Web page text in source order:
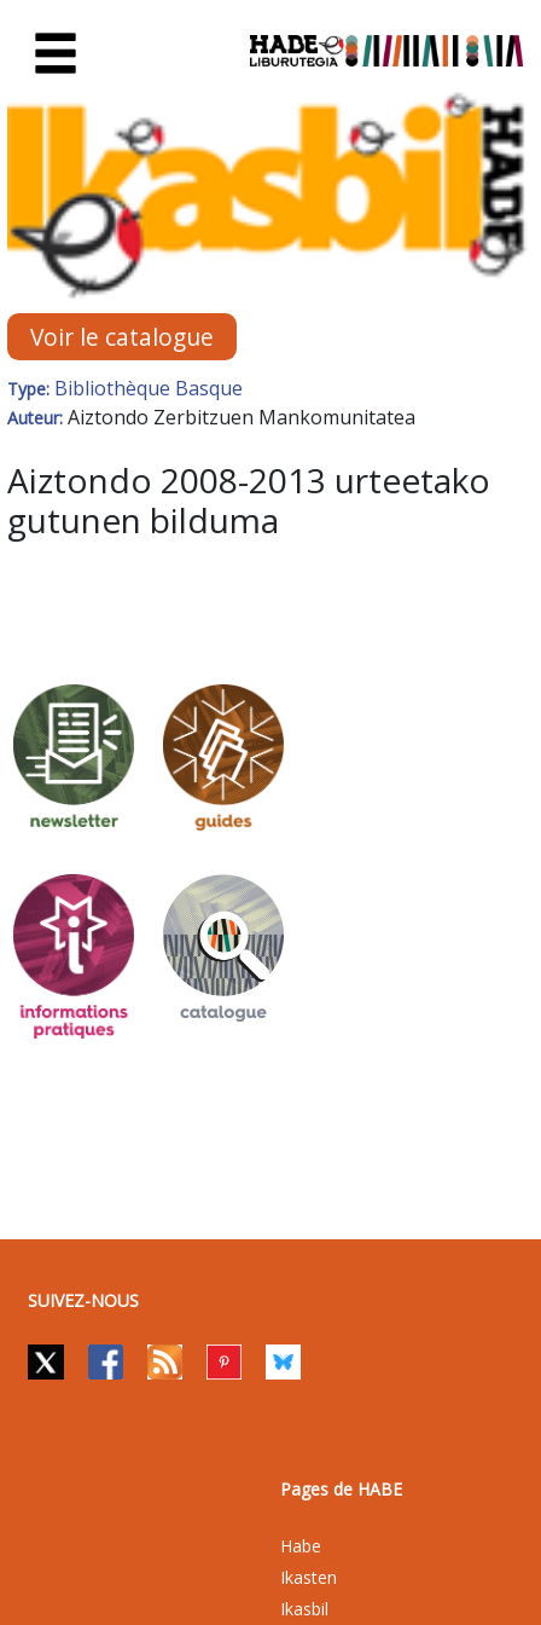
Fiche de Nouveaux Livres -
Voir le catalogue
Type: Bibliothèque Basque
Auteur: Aiztondo Zerbitzuen Mankomunitatea
Aiztondo 2008-2013 urteetako
gutunen bilduma
SUIVEZ-NOUS
Pages de HABE
Habe
Ikasten
Ikasbil